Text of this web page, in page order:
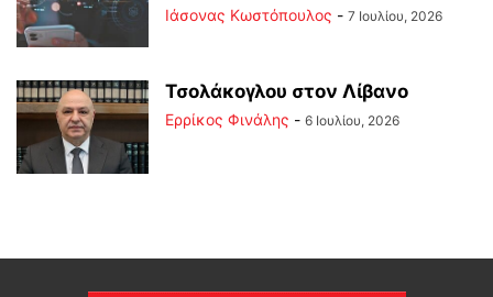
Ιάσονας Κωστόπουλος - 7 Ιουλίου, 2026
Τσολάκογλου στον Λίβανο
Ερρίκος Φινάλης - 6 Ιουλίου, 2026